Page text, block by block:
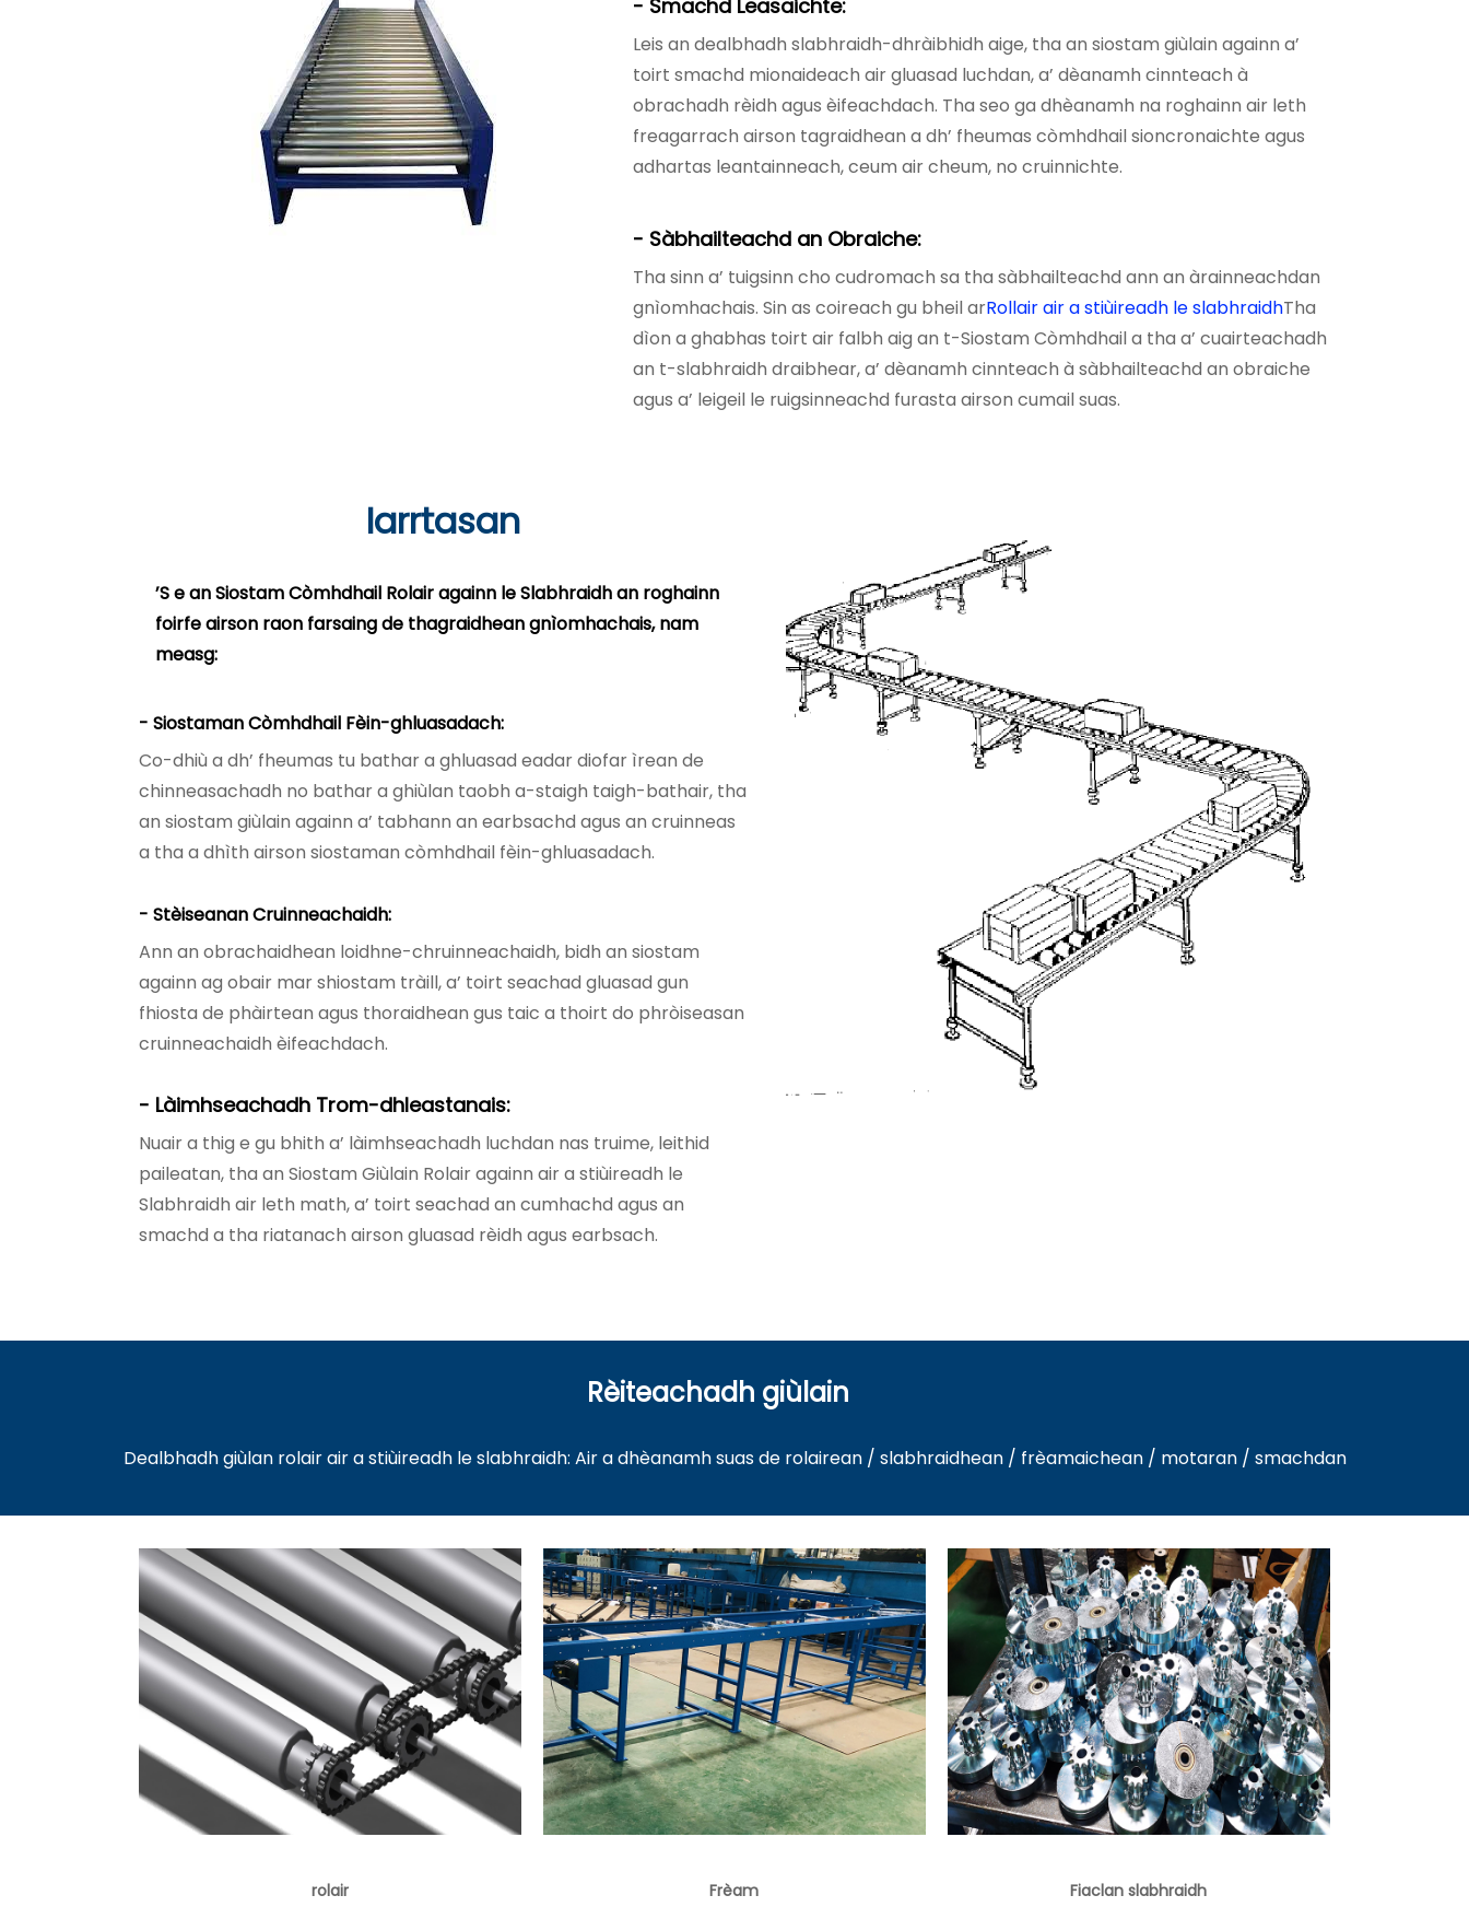
- Smachd Leasaichte:
Leis an dealbhadh slabhraidh-dhràibhidh aige, tha an siostam giùlain againn a’
toirt smachd mionaideach air gluasad luchdan, a’ dèanamh cinnteach à
obrachadh rèidh agus èifeachdach. Tha seo ga dhèanamh na roghainn air leth
freagarrach airson tagraidhean a dh’ fheumas còmhdhail sioncronaichte agus
adhartas leantainneach, ceum air cheum, no cruinnichte.
- Sàbhailteachd an Obraiche:
Tha sinn a’ tuigsinn cho cudromach sa tha sàbhailteachd ann an àrainneachdan
gnìomhachais. Sin as coireach gu bheil arRollair air a stiùireadh le slabhraidhTha
dìon a ghabhas toirt air falbh aig an t-Siostam Còmhdhail a tha a’ cuairteachadh
an t-slabhraidh draibhear, a’ dèanamh cinnteach à sàbhailteachd an obraiche
agus a’ leigeil le ruigsinneachd furasta airson cumail suas.
Iarrtasan
’S e an Siostam Còmhdhail Rolair againn le Slabhraidh an roghainn
foirfe airson raon farsaing de thagraidhean gnìomhachais, nam
measg:
- Siostaman Còmhdhail Fèin-ghluasadach:
Co-dhiù a dh’ fheumas tu bathar a ghluasad eadar diofar ìrean de
chinneasachadh no bathar a ghiùlan taobh a-staigh taigh-bathair, tha
an siostam giùlain againn a’ tabhann an earbsachd agus an cruinneas
a tha a dhìth airson siostaman còmhdhail fèin-ghluasadach.
- Stèiseanan Cruinneachaidh:
Ann an obrachaidhean loidhne-chruinneachaidh, bidh an siostam
againn ag obair mar shiostam tràill, a’ toirt seachad gluasad gun
fhiosta de phàirtean agus thoraidhean gus taic a thoirt do phròiseasan
cruinneachaidh èifeachdach.
- Làimhseachadh Trom-dhleastanais:
Nuair a thig e gu bhith a’ làimhseachadh luchdan nas truime, leithid
paileatan, tha an Siostam Giùlain Rolair againn air a stiùireadh le
Slabhraidh air leth math, a’ toirt seachad an cumhachd agus an
smachd a tha riatanach airson gluasad rèidh agus earbsach.
Rèiteachadh giùlain
Dealbhadh giùlan rolair air a stiùireadh le slabhraidh: Air a dhèanamh suas de rolairean / slabhraidhean / frèamaichean / motaran / smachdan
rolair Frèam Fiaclan slabhraidh